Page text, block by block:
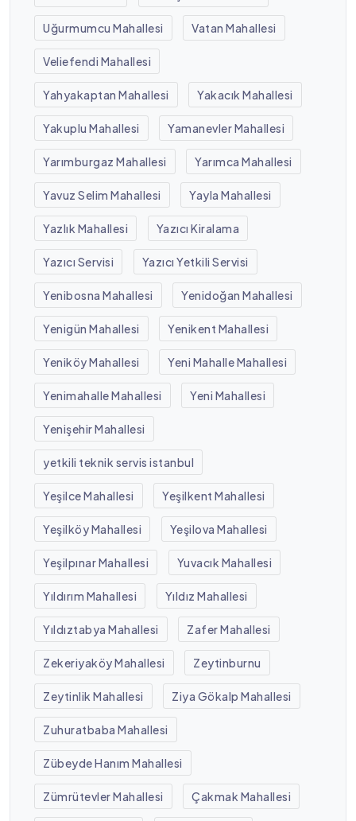
Uğurmumcu Mahallesi Vatan Mahallesi
Veliefendi Mahallesi
Yahyakaptan Mahallesi Yakacık Mahallesi
Yakuplu Mahallesi Yamanevler Mahallesi
Yarımburgaz Mahallesi Yarımca Mahallesi
Yavuz Selim Mahallesi Yayla Mahallesi
Yazlık Mahallesi Yazıcı Kiralama
Yazıcı Servisi Yazıcı Yetkili Servisi
Yenibosna Mahallesi Yenidoğan Mahallesi
Yenigün Mahallesi Yenikent Mahallesi
Yeniköy Mahallesi Yeni Mahalle Mahallesi
Yenimahalle Mahallesi Yeni Mahallesi
Yenişehir Mahallesi
yetkili teknik servis istanbul
Yeşilce Mahallesi Yeşilkent Mahallesi
Yeşilköy Mahallesi Yeşilova Mahallesi
Yeşilpınar Mahallesi Yuvacık Mahallesi
Yıldırım Mahallesi Yıldız Mahallesi
Yıldıztabya Mahallesi Zafer Mahallesi
Zekeriyaköy Mahallesi Zeytinburnu
Zeytinlik Mahallesi Ziya Gökalp Mahallesi
Zuhuratbaba Mahallesi
Zübeyde Hanım Mahallesi
Zümrütevler Mahallesi Çakmak Mahallesi